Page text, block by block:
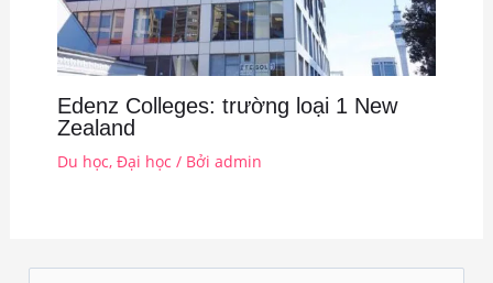
Edenz Colleges: trường loại 1 New
Zealand
Du học, Đại học / Bởi admin